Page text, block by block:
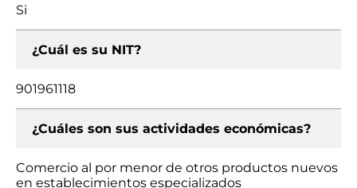
Si
¿Cuál es su NIT?
901961118
¿Cuáles son sus actividades económicas?
Comercio al por menor de otros productos nuevos
en establecimientos especializados